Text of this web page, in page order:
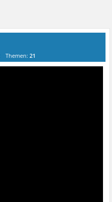
Themen:21